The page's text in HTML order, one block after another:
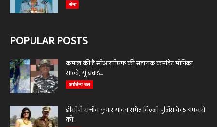
सेना
POPULAR POSTS
कमाल की है सीआरपीएफ की सहायक कमांडेंट मोनिका
साल्वे, यूं बचाई...
अर्धसैन्य बल
डीसीपी संजीव कुमार यादव समेत दिल्ली पुलिस के 5 अफसरों
को...